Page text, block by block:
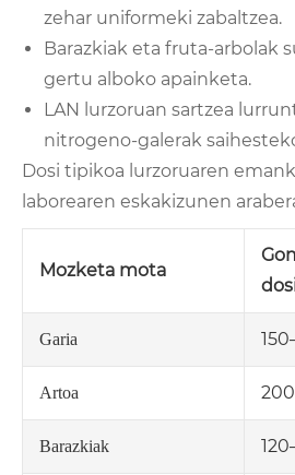
zehar uniformeki zabaltzea.
Barazkiak eta fruta-arbolak
gertu alboko apainketa.
LAN lurzoruan sartzea
nitrogeno-galerak
Dosi tipikoa lurzoruaren
laborearen eskakizunen
Mozketa mota
Garia
Artoa
Barazkiak